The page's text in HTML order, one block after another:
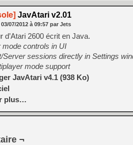
JavAtari v2.01
03/07/2012 à 09:57 par Jets
d’Atari 2600 écrit en Java.
mode controls in UI
Server sessions directly in Settings
mode support
JavAtari v4.1 (938 Ko)
plus…
¬